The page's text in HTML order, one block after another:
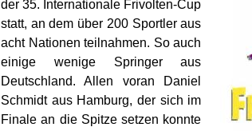
der 35. Internationale Frivolten-Cup
statt, an dem über 200 Sportler aus
acht Nationen teilnahmen. So auch
einige wenige Springer aus
Deutschland. Allen voran Daniel
Schmidt aus Hamburg, der sich im
Finale an die Spitze setzen konnte